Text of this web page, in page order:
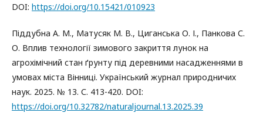
DOI: https://doi.org/10.15421/010923
Піддубна А. М., Матусяк М. В., Циганська О. І., Панкова С.
О. Вплив технології зимового закриття лунок на
агрохімічний стан ґрунту під деревними насадженнями в
умовах міста Вінниці. Український журнал природничих
наук. 2025. № 13. С. 413-420. DOI:
https://doi.org/10.32782/naturaljournal.13.2025.39